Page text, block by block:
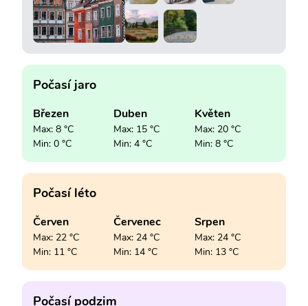
Počasí jaro
Březen
Max: 8 °C
Min: 0 °C
Duben
Max: 15 °C
Min: 4 °C
Květen
Max: 20 °C
Min: 8 °C
Počasí léto
Červen
Max: 22 °C
Min: 11 °C
Červenec
Max: 24 °C
Min: 14 °C
Srpen
Max: 24 °C
Min: 13 °C
Počasí podzim